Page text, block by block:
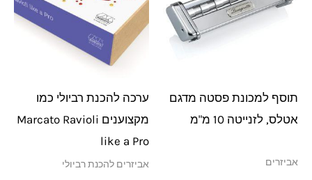
תוסף למכונת פסטה מדגם
אטלס, לזנייטה 10 מ"מ
אביזרים
ערכה להכנת רביולי כמו
מקצוענים Marcato Ravioli
like a Pro
אביזרים להכנת רביולי